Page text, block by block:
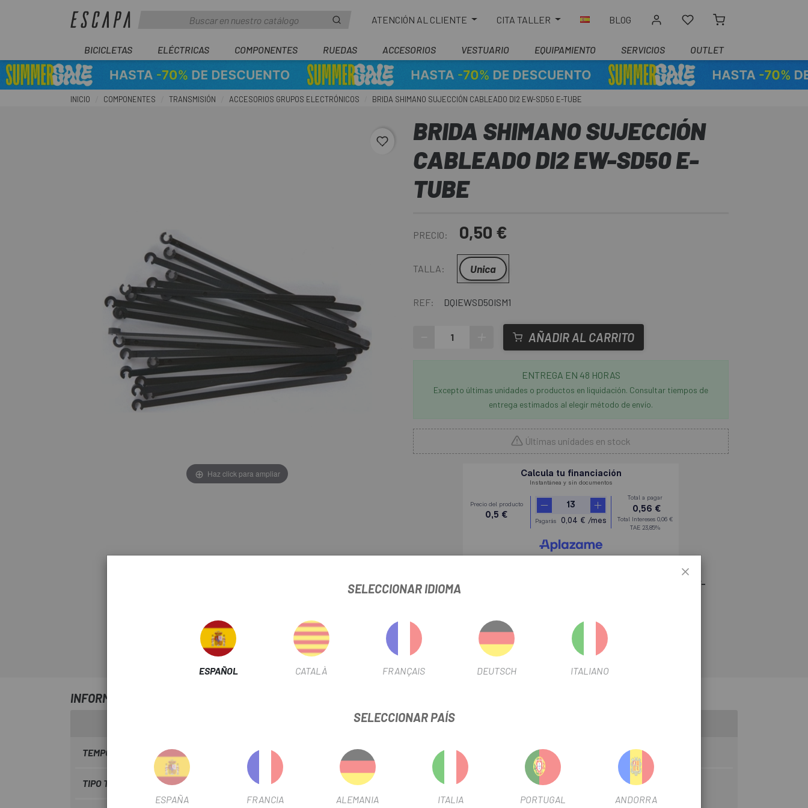
ATENCIÓN AL CLIENTE CITA TALLER BLOG
BICICLETAS ELÉCTRICAS COMPONENTES RUEDAS ACCESORIOS VESTUARIO EQUIPAMIENTO SERVICIOS OUTLET
INICIO COMPONENTES TRANSMISIÓN ACCESORIOS GRUPOS ELECTRÓNICOS BRIDA SHIMANO SUJECCIÓN CABLEADO DI2 EW-SD50 E-TUBE
favorite_border
Haz click para ampliar
BRIDA SHIMANO SUJECCIÓN
CABLEADO DI2 EW-SD50 E-
TUBE
PRECIO: 0,50 €
TALLA: Unica
REF: DQIEWSD50ISM1
AÑADIR AL CARRITO
ENTREGA EN 48 HORAS
Excepto últimas unidades o productos en liquidación. Consultar tiempos de
entrega estimados al elegir método de envío.
Últimas unidades en stock
tenemos cualquier recambio y repuesto Shimano que tu
transmisión necesite. La
Brida Shimano Sujección Cableado Di2 EW-
INFORMACIÓN SOBRE BRIDA SHIMANO SUJECCIÓN CABLEADO DI2 EW-SD50 E-TUBE
FICHA DE PRODUCTO
TEMPORADA 2022 Carretera
TIPO TRANSMISIÓN Electrónica
SELECCIONAR IDIOMA
ESPAÑOL CATALÀ FRANÇAIS DEUTSCH ITALIANO
SELECCIONAR PAÍS
ESPAÑA FRANCIA ALEMANIA ITALIA PORTUGAL ANDORRA